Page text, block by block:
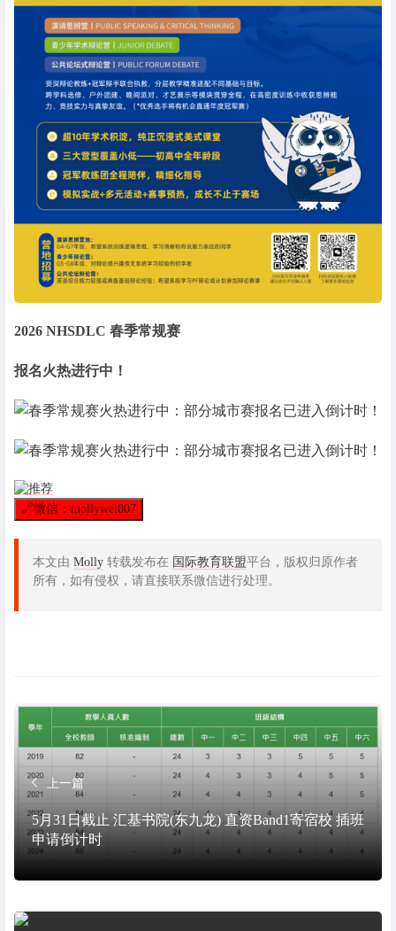
2026 NHSDLC 春季常规赛
报名火热进行中！
🔗微信：mollywei007
本文由 Molly 转载发布在 国际教育联盟平台，版权归原作者
所有，如有侵权，请直接联系微信进行处理。
上一篇
5月31日截止 汇基书院(东九龙) 直资Band1寄宿校 插班
申请倒计时